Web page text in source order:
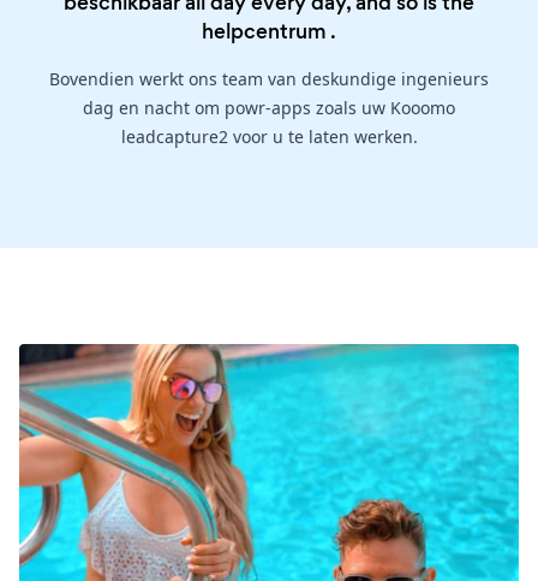
helpcentrum .
Bovendien werkt ons team van deskundige ingenieurs
dag en nacht om powr-apps zoals uw Kooomo
leadcapture2 voor u te laten werken.